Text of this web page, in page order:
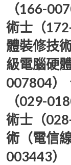
（166-
術士（
體裝修技
級電腦硬
007804）
（029-
術士（
術（電信
003443）